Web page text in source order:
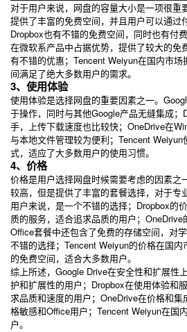
对于用户来说，网盘的容量大小是一项很重
提供了丰富的免费空间，并且用户可以通过
Dropbox也有不错的免费空间，同时也有付
在微软系产品中占据优势，提供了较大的免
有不错的优惠；Tencent Weiyun在国内市
间满足了绝大多数用户的需求。
3、使用体验
使用体验是选择网盘的重要因素之一。
于操作，同时与其他Google产品无缝集成；
手，上传下载速度也比较快；OneDrive在
与本地文件管理较为便利；Tencent
式，适应了大多数用户的使用习惯。
4、价格
价格是用户选择网盘时候需要考虑的因素之
较高，但是提供了丰富的套餐选择，对于专
用户来说，是一个不错的选择；Dropbox的
质的服务，适合追求品质的用户；
Office套餐中还包含了免费的存储空间，对
不错的选择；Tencent Weiyun的价格在国
的免费空间，适合大多数用户。
综上所述，Google Drive在安全性和扩展性
护和扩展性的用户；Dropbox在使用体验和
求品质和速度的用户；OneDrive在价格和
格敏感和Office用户；Tencent Weiyun在国
户。